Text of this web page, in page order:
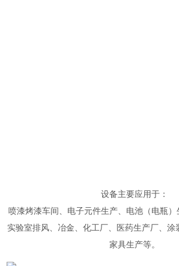
设备主要应用于：
喷漆烤漆车间、电子元件生产、电池（电瓶）
实验室排风、冶金、化工厂、医药生产厂、涂
家具生产等。